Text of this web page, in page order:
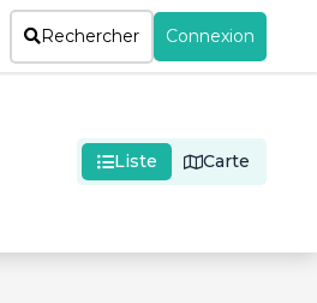
Rechercher Connexion
Liste Carte